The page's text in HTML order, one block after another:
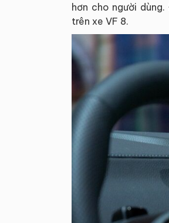
hơn cho người
trên xe VF 8.